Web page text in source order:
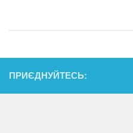
ПРИЄДНУЙТЕСЬ: